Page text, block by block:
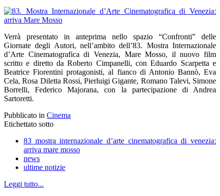
Verrà presentato in anteprima nello spazio “Confronti” delle
Giornate degli Autori, nell’ambito dell’83. Mostra Internazionale
d’Arte Cinematografica di Venezia, Mare Mosso, il nuovo film
scritto e diretto da Roberto Cimpanelli, con Eduardo Scarpetta e
Beatrice Fiorentini protagonisti, al fianco di Antonio Bannò, Eva
Cela, Rosa Diletta Rossi, Pierluigi Gigante, Romano Talevi, Simone
Borrelli, Federico Majorana, con la partecipazione di Andrea
Sartoretti.
Pubblicato in Cinema
Etichettato sotto
83 mostra internazionale d’arte cinematografica di venezia:
arriva mare mosso
news
ultime notizie
Leggi tutto...